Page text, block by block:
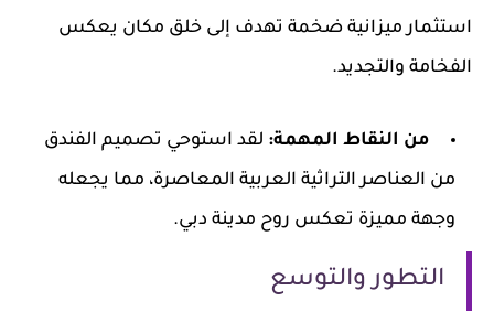
استثمار ميزانية ضخمة تهدف إلى خلق مكان يعكس
الفخامة والتجديد.
من النقاط المهمة: لقد استوحي تصميم الفندق
من العناصر التراثية العربية المعاصرة، مما يجعله
وجهة مميزة تعكس روح مدينة دبي.
التطور والتوسع